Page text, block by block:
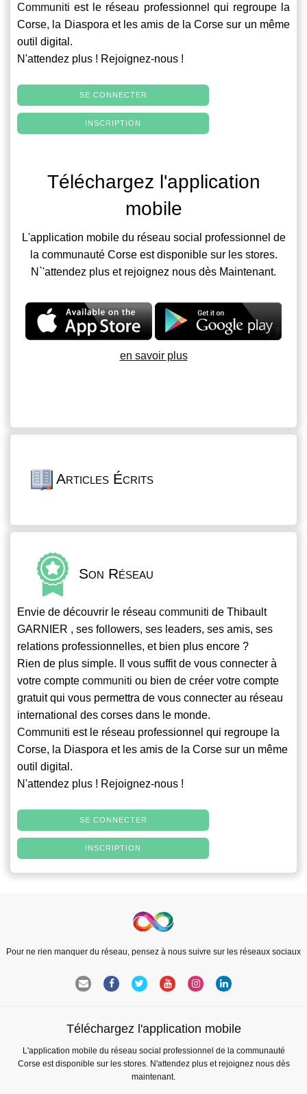
Communiti est le réseau professionnel qui regroupe la
Corse, la Diaspora et les amis de la Corse sur un même
outil digital.
N'attendez plus ! Rejoignez-nous !
SE CONNECTER
INSCRIPTION
Téléchargez l'application
mobile
L'application mobile du réseau social professionnel de
la communauté Corse est disponible sur les stores.
N`'attendez plus et rejoignez nous dès Maintenant.
en savoir plus
Articles Écrits
Son Réseau
Envie de découvrir le réseau communiti de Thibault
GARNIER , ses followers, ses leaders, ses amis, ses
relations professionnelles, et bien plus encore ?
Rien de plus simple. Il vous suffit de vous connecter à
votre compte communiti ou bien de créer votre compte
gratuit qui vous permettra de vous connecter au réseau
international des corses dans le monde.
Communiti est le réseau professionnel qui regroupe la
Corse, la Diaspora et les amis de la Corse sur un même
outil digital.
N'attendez plus ! Rejoignez-nous !
SE CONNECTER
INSCRIPTION
Pour ne rien manquer du réseau, pensez à nous suivre sur les réseaux sociaux
Téléchargez l'application mobile
L'application mobile du réseau social professionnel de la communauté
Corse est disponible sur les stores. N'attendez plus et rejoignez nous dès
maintenant.